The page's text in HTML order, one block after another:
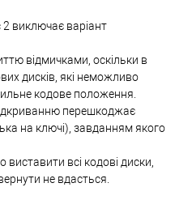
2 виключає варіант
відмичками, оскільки в
дисків, які неможливо
кодове положення.
перешкоджає
на ключі), завданням якого
всі кодові диски,
не вдасться.